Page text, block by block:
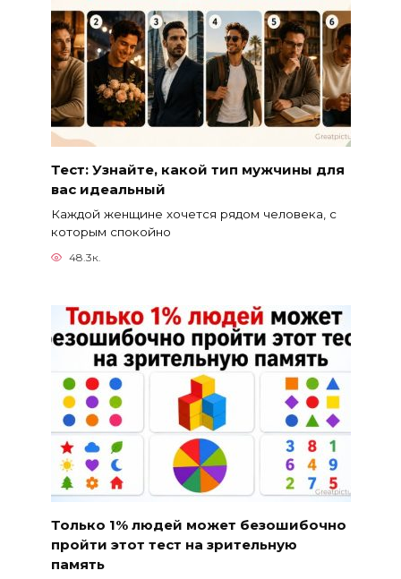
Тест: Узнайте, какой тип мужчины для
вас идеальный
Каждой женщине хочется рядом человека, с
которым спокойно
48.3к.
Только 1% людей может безошибочно
пройти этот тест на зрительную
память